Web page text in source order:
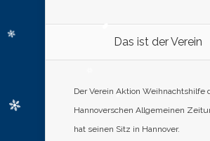
Das ist der Verein
Der Verein Aktion Weihnachtshilfe
Hannoverschen Allgemeinen
hat seinen Sitz in Hannover.